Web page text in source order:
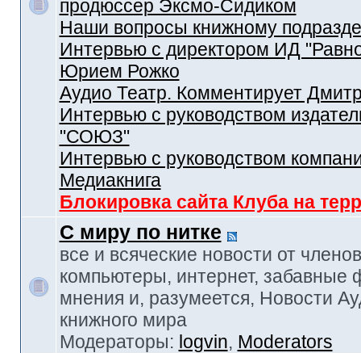
продюссер Эксмо-Сидиком
Наши вопросы книжному
Интервью с директором ИД
Юрием Рожко
Аудио Театр. Комментирует
Интервью с руководством
"СОЮЗ"
Интервью с руководством
Медиакнига
Блокировка сайта Клуба на
С миру по нитке
все и всяческие новости от
компьютеры, интернет, забавные
мнения и, разумеется, Новости
книжного мира
Модераторы: logvin, Moderators